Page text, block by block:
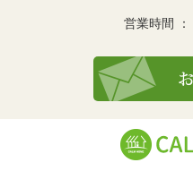
営業時間